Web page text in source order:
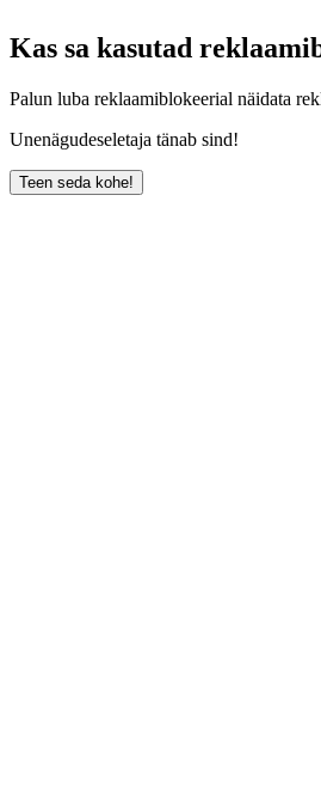
Kas sa kasutad
Palun luba reklaamiblokeerial näidata
Unenägudeseletaja tänab sind!
Teen seda kohe!